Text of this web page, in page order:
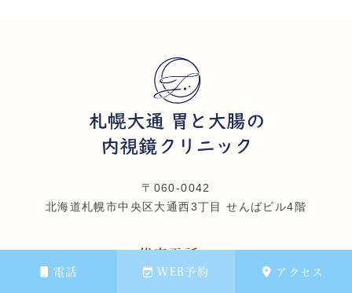
電話 WEB予約 アクセス
〒060-0042
北海道札幌市中央区大通西3丁目 せんばビル4階
代表電話：
011-242-7311